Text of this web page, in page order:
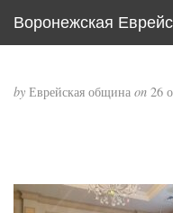
Воронежская
by Еврейская община on 26